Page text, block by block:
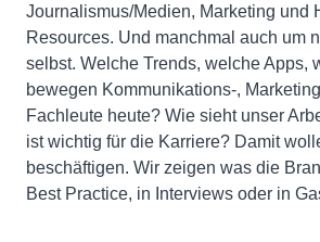
Journalismus/Medien, Marketing und
Resources. Und manchmal auch um
selbst. Welche Trends, welche Apps,
bewegen Kommunikations-,
Fachleute heute? Wie sieht unser
ist wichtig für die Karriere? Damit
beschäftigen. Wir zeigen was die
Best Practice, in Interviews oder in